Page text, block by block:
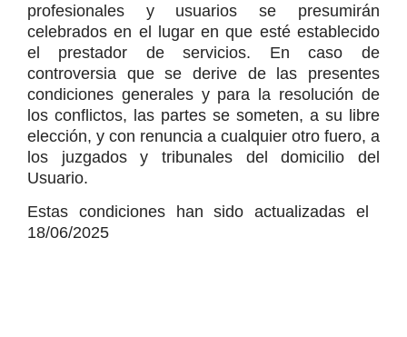
profesionales y usuarios se presumirán
celebrados en el lugar en que esté establecido
el prestador de servicios. En caso de
controversia que se derive de las presentes
condiciones generales y para la resolución de
los conflictos, las partes se someten, a su libre
elección, y con renuncia a cualquier otro fuero, a
los juzgados y tribunales del domicilio del
Usuario.
Estas condiciones han sido actualizadas el
18/06/2025